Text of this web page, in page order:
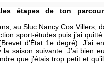
étapes de ton
au Sluc Nancy Cos Villers,
sport-études puis j’ai
d’État 1e degré). J’ai
la saison suivante. J’ai bien
que j’étais trop petit et